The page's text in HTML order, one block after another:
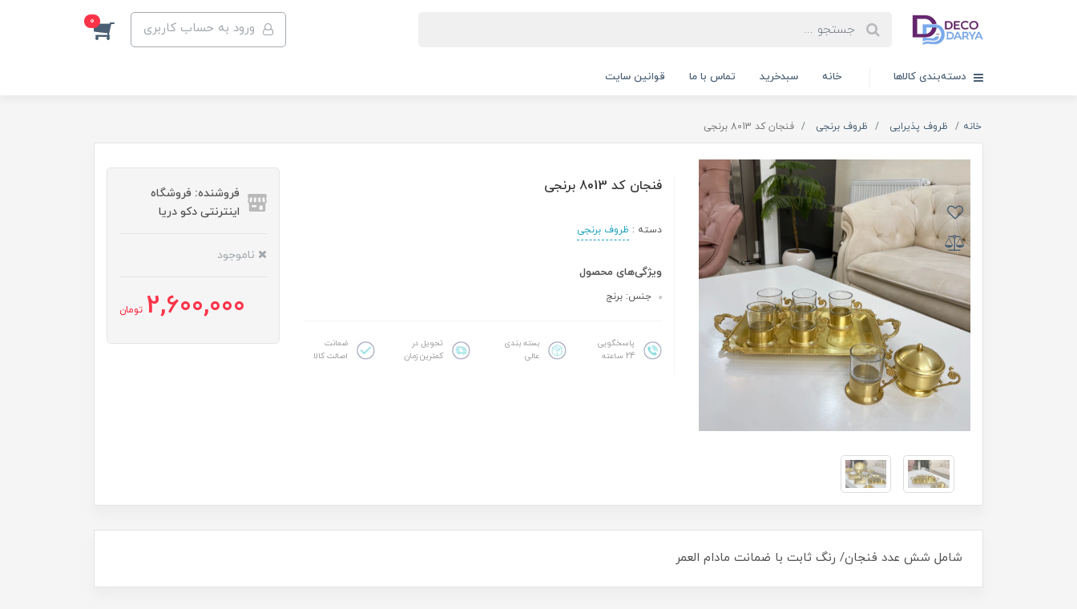
ورود به حساب کاربری 0
دسته‌بندی کالاها خانه سبدخرید تماس با ما قوانین سایت
خانه ظروف پذیرایی ظروف برنجی فنجان کد 8013 برنجی
فنجان کد 8013 برنجی
دسته : ظروف برنجی
ویژگی‌های محصول
جنس: برنج
پاسخگویی
24 ساعته
بسته بندی
عالی
تحویل در
کمترین زمان
ضمانت
اصالت کالا
فروشنده: فروشگاه
اینترنتی دکو دریا
ناموجود
2,600,000 تومان
شامل شش عدد فنجان/ رنگ ثابت با ضمانت مادام العمر